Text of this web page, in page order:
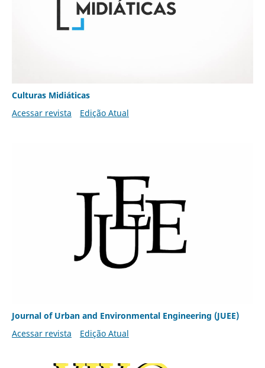
Culturas Midiáticas
Acessar revista
Edição Atual
Journal of Urban and Environmental Engineering (JUEE)
Acessar revista
Edição Atual